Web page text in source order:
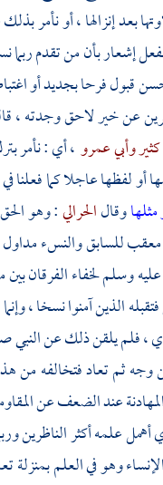
بعد إنزالها ، أو نأمر
إشعار بأن من تقدم ربما
قبول فرحا بجديد أو
عن خير لاحق وجدته ،
وأبي عمرو، أي : نأمر
أو لفظها عاجلا كما فعلنا في
وقالالحرالي: وهو
للسابق والنسء
وسلم لخفاء الفرقان بين
الذين آمنوا نسخا ،
، فلم يلقن ذلك عن النبي
وجه ثم تعاد فتخالفه
عند الضعف عن
علمه أكثر الناظرين
وهو في العلم بمنزلة